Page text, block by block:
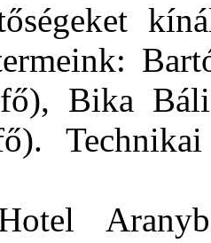
Bika
Technikai